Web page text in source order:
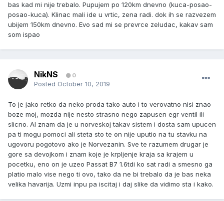
bas kad mi nije trebalo. Pupujem po 120km dnevno (kuca-posao-
posao-kuca). Klinac mali ide u vrtic, zena radi. dok ih se razvezem
ubijem 150km dnevno. Evo sad mi se prevrce zeludac, kakav sam
som ispao
NikNS 0
Posted October 10, 2019
To je jako retko da neko proda tako auto i to verovatno nisi znao
boze moj, mozda nije nesto strasno nego zapusen egr ventil ili
slicno. Al znam da je u norveskoj takav sistem i dosta sam upucen
pa ti mogu pomoci ali steta sto te on nije uputio na tu stavku na
ugovoru pogotovo ako je Norvezanin. Sve te razumem drugar je
gore sa devojkom i znam koje je krpljenje kraja sa krajem u
pocetku, eno on je uzeo Passat B7 1.6tdi ko sat radi a smesno ga
platio malo vise nego ti ovo, tako da ne bi trebalo da je bas neka
velika havarija. Uzmi inpu pa iscitaj i daj slike da vidimo sta i kako.